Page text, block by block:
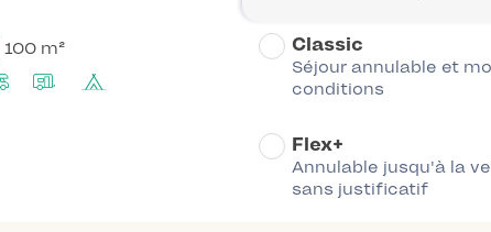
100 m²
Classic
Séjour annulable et
conditions
Flex+
Annulable jusqu'à la
sans justificatif